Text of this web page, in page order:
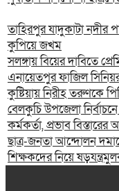
তাহিরপুর যাদুকাটা নদীর
কুপিয়ে জখম
সলঙ্গায় বিয়ের দাবিতে
এনায়েতপুর ফাজিল
কুষ্টিয়ায় নিরীহ তরুণকে
বেলকুচি উপজেলা
কর্মকর্তা, প্রভাব
ছাত্র-জনতা আন্দোলন
শিক্ষকদের নিয়ে